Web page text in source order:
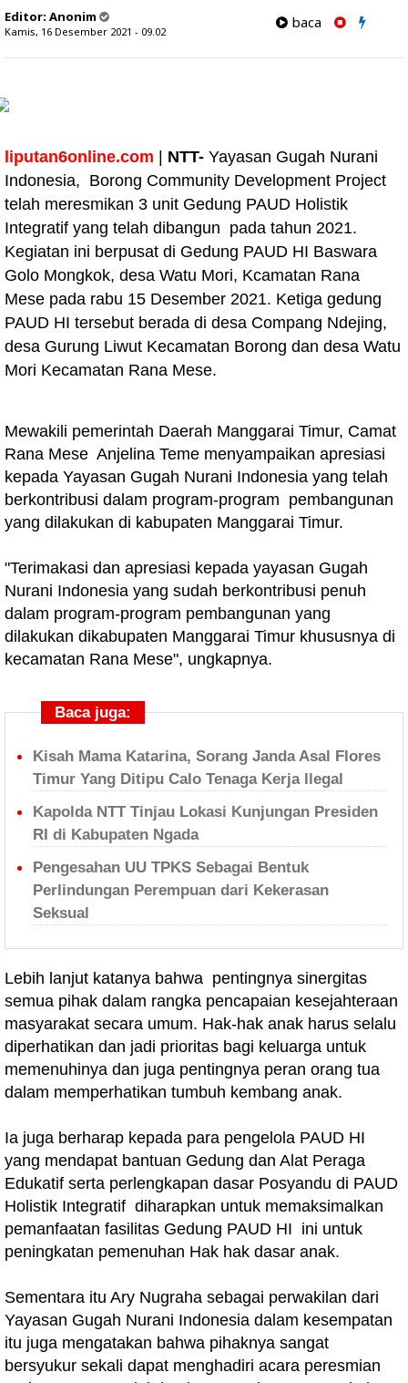
Editor: Anonim
Kamis, 16 Desember 2021 - 09.02
baca
liputan6online.com NTT- Yayasan Gugah Nurani
Indonesia, Borong Community Development Project
telah meresmikan 3 unit Gedung PAUD Holistik
Integratif yang telah dibangun pada tahun 2021.
Kegiatan ini berpusat di Gedung PAUD HI Baswara
Golo Mongkok, desa Watu Mori, Kcamatan Rana
Mese pada rabu 15 Desember 2021. Ketiga gedung
PAUD HI tersebut berada di desa Compang Ndejing,
desa Gurung Liwut Kecamatan Borong dan desa Watu
Mori Kecamatan Rana Mese.
Mewakili pemerintah Daerah Manggarai Timur, Camat
Rana Mese Anjelina Teme menyampaikan apresiasi
kepada Yayasan Gugah Nurani Indonesia yang telah
berkontribusi dalam program-program pembangunan
yang dilakukan di kabupaten Manggarai Timur.
"Terimakasi dan apresiasi kepada yayasan Gugah
Nurani Indonesia yang sudah berkontribusi penuh
dalam program-program pembangunan yang
dilakukan dikabupaten Manggarai Timur khususnya di
kecamatan Rana Mese", ungkapnya.
Baca juga:
Kisah Mama Katarina, Sorang Janda Asal Flores
Timur Yang Ditipu Calo Tenaga Kerja Ilegal
Kapolda NTT Tinjau Lokasi Kunjungan Presiden
RI di Kabupaten Ngada
Pengesahan UU TPKS Sebagai Bentuk
Perlindungan Perempuan dari Kekerasan
Seksual
Lebih lanjut katanya bahwa pentingnya sinergitas
semua pihak dalam rangka pencapaian kesejahteraan
masyarakat secara umum. Hak-hak anak harus selalu
diperhatikan dan jadi prioritas bagi keluarga untuk
memenuhinya dan juga pentingnya peran orang tua
dalam memperhatikan tumbuh kembang anak.
Ia juga berharap kepada para pengelola PAUD HI
yang mendapat bantuan Gedung dan Alat Peraga
Edukatif serta perlengkapan dasar Posyandu di PAUD
Holistik Integratif diharapkan untuk memaksimalkan
pemanfaatan fasilitas Gedung PAUD HI ini untuk
peningkatan pemenuhan Hak hak dasar anak.
Sementara itu Ary Nugraha sebagai perwakilan dari
Yayasan Gugah Nurani Indonesia dalam kesempatan
itu juga mengatakan bahwa pihaknya sangat
bersyukur sekali dapat menghadiri acara peresmian